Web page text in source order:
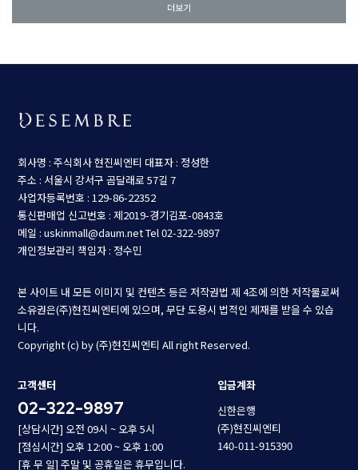
더보기
회사명 : 주식회사 현진씨엔티 대표자 : 정성한
주소 : 서울시 강서구 곰달래로 57길 7
사업자등록번호 : 129-86-22352
통신판매업 신고번호 : 제2019-경기김포-0843호
메일 : uskinmall@daum.netTel 02-322-9897
개인정보관리 책임자 : 정수민
본 사이트 내 모든 이미지 및 컨텐츠 등은 저작권법 제 4조에 의한 저작물로써
소유권은(주)현진씨엔티에 있으며, 무단 도용시 법적인 제재를 받을 수 있습
니다.
Copyright (c) by (주)현진씨엔티 All right Reserved.
고객센터
02-322-9897
[상담시간] 오전 09시 ~ 오후 5시
[점심시간] 오후 12:00 ~ 오후 1:00
[휴 무 일] 주말 및 공휴일은 휴무입니다.
입금계좌
신한은행
(주)현진씨엔티
140-011-915390